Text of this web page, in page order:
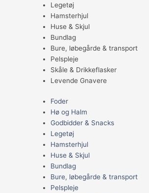
Legetøj
Hamsterhjul
Huse & Skjul
Bundlag
Bure, løbegårde & transport
Pelspleje
Skåle & Drikkeflasker
Levende Gnavere
Foder
Hø og Halm
Godbidder & Snacks
Legetøj
Hamsterhjul
Huse & Skjul
Bundlag
Bure, løbegårde & transport
Pelspleje